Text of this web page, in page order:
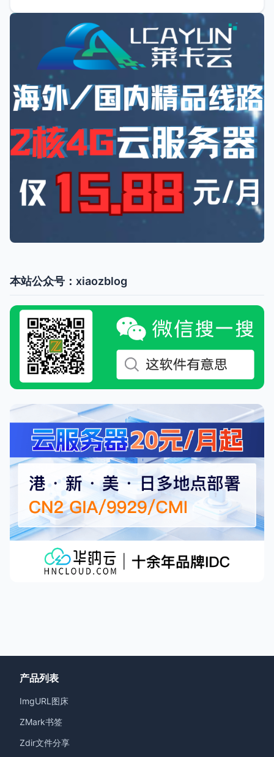
本站公众号：xiaozblog
产品列表
ImgURL图床
ZMark书签
Zdir文件分享